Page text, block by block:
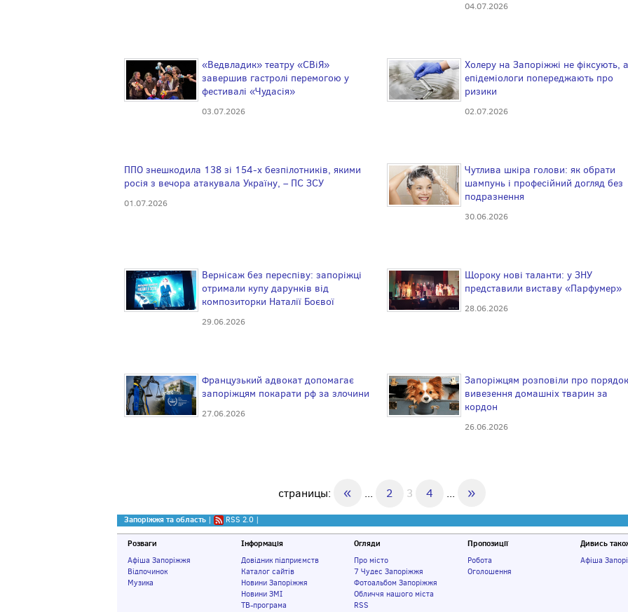
04.07.2026
«Ведвладик» театру «СВіЯ»
завершив гастролі перемогою у
фестивалі «Чудасія»
03.07.2026
Холеру на Запоріжжі не фіксують,
епідеміологи попереджають про
ризики
02.07.2026
ППО знешкодила 138 зі 154-х безпілотників, якими
росія з вечора атакувала Україну, – ПС ЗСУ
01.07.2026
Чутлива шкіра голови: як обрати
шампунь і професійний догляд без
подразнення
30.06.2026
Вернісаж без переспіву: запоріжці
отримали купу дарунків від
композиторки Наталії Боєвої
29.06.2026
Щороку нові таланти: у ЗНУ
представили виставу «Парфумер»
28.06.2026
Французький адвокат допомагає
запоріжцям покарати рф за злочини
27.06.2026
Запоріжцям розповіли про порядок
вивезення домашніх тварин за
кордон
26.06.2026
страницы: « ... 2 3 4 ... »
Запоріжжя та область | RSS 2.0 |
Розваги
Афіша Запоріжжя
Відпочинок
Музика
Інформація
Довідник підприємств
Каталог сайтів
Новини Запоріжжя
Новини ЗМІ
ТВ-програма
Огляди
Про місто
7 Чудес Запоріжжя
Фотоальбом Запоріжжя
Обличчя нашого міста
RSS
Пропозиції
Робота
Оголошення
Дивись
Афіша